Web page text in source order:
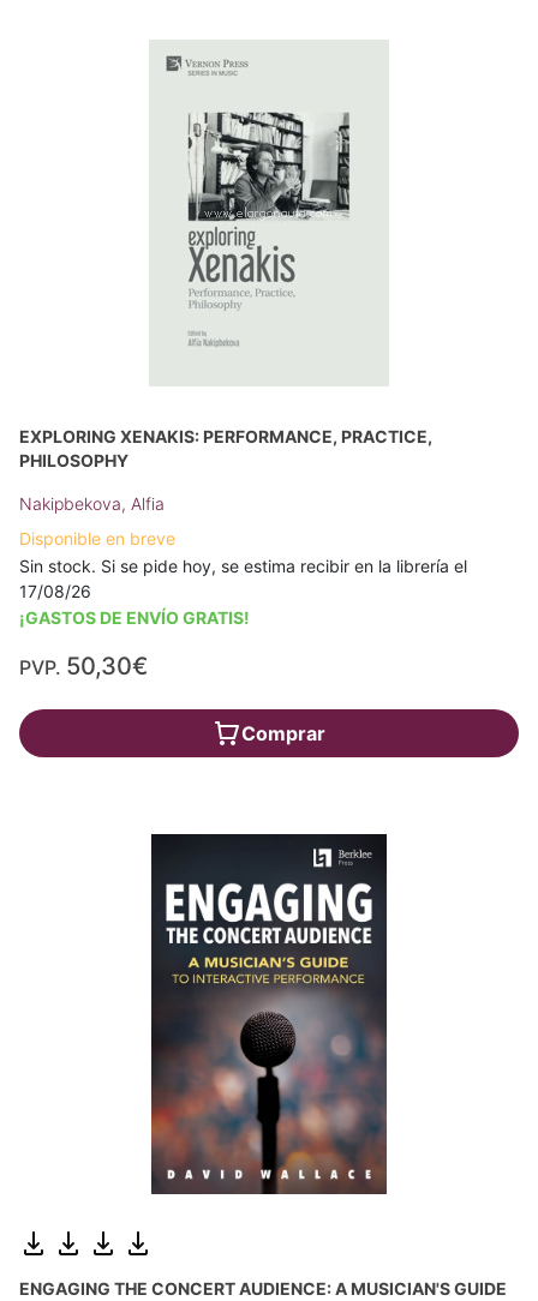
EXPLORING XENAKIS: PERFORMANCE, PRACTICE,
PHILOSOPHY
Nakipbekova, Alfia
Disponible en breve
Sin stock. Si se pide hoy, se estima recibir en la librería el
17/08/26
¡GASTOS DE ENVÍO GRATIS!
PVP. 50,30€
Comprar
ENGAGING THE CONCERT AUDIENCE: A MUSICIAN'S GUIDE